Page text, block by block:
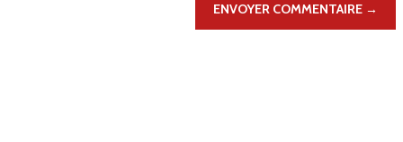
ENVOYER COMMENTAIRE →